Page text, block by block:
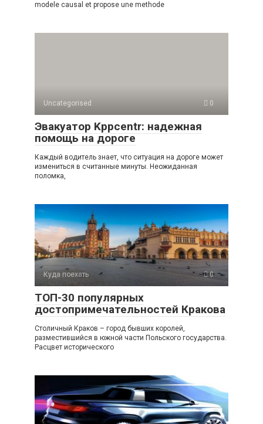
modele causal et propose une methode
Uncategorised 0
Эвакуатор Kppcentr: надежная
помощь на дороге
Каждый водитель знает, что ситуация на дороге может
измениться в считанные минуты. Неожиданная
поломка,
Куда поехать 0
ТОП-30 популярных
достопримечательностей Кракова
Столичный Краков – город бывших королей,
разместившийся в южной части Польского государства.
Расцвет исторического